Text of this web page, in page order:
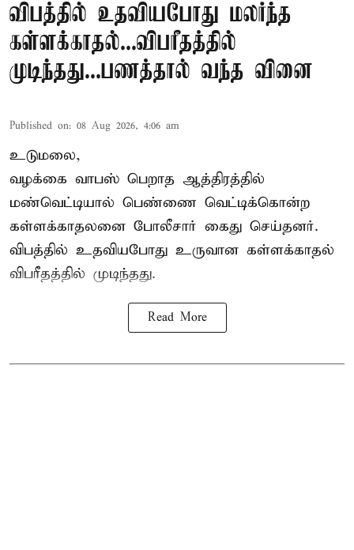
விபத்தில் உதவியபோது மலர்ந்த
கள்ளக்காதல்...விபரீதத்தில்
முடிந்தது...பணத்தால் வந்த வினை
Published on: 08 Aug 2026, 4:06 am
உடுமலை,
வழக்கை வாபஸ் பெறாத ஆத்திரத்தில்
மண்வெட்டியால் பெண்ணை வெட்டிக்கொன்ற
கள்ளக்காதலனை போலீசார் கைது செய்தனர்.
விபத்தில் உதவியபோது உருவான கள்ளக்காதல்
விபரீதத்தில் முடிந்தது.
Read More